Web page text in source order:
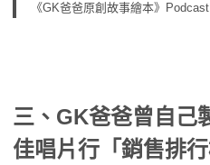
《GK爸爸原創故事繪本》
三、GK爸爸曾自己
佳唱片行「銷售排